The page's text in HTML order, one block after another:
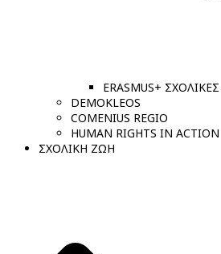
ERASMUS+
DEMOKLEOS
COMENIUS REGIO
HUMAN RIGHTS IN ACTION
ΣΧΟΛΙΚΗ ΖΩΗ